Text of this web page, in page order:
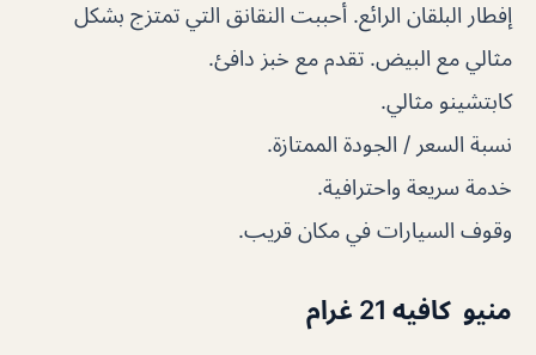
إفطار البلقان الرائع. أحببت النقانق التي تمتزج بشكل
مثالي مع البيض. تقدم مع خبز دافئ.
كابتشينو مثالي.
نسبة السعر / الجودة الممتازة.
خدمة سريعة واحترافية.
وقوف السيارات في مكان قريب.
منيو كافيه 21 غرام